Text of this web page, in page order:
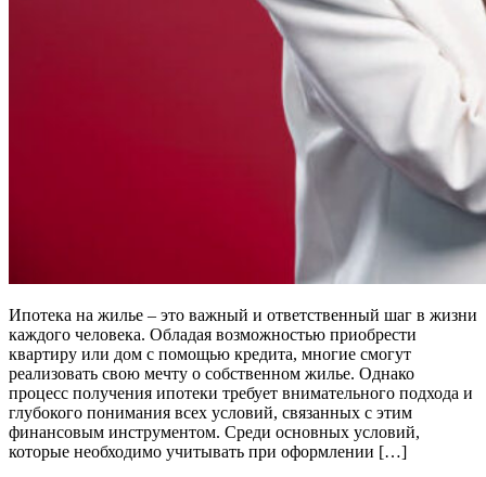
Ипотека на жилье – это важный и ответственный шаг в жизни
каждого человека. Обладая возможностью приобрести
квартиру или дом с помощью кредита, многие смогут
реализовать свою мечту о собственном жилье. Однако
процесс получения ипотеки требует внимательного подхода и
глубокого понимания всех условий, связанных с этим
финансовым инструментом. Среди основных условий,
которые необходимо учитывать при оформлении […]